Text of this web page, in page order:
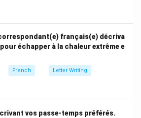
français(e) décriva
échapper à la chaleur extrême e
French Letter Writing
vos passe-temps préférés.